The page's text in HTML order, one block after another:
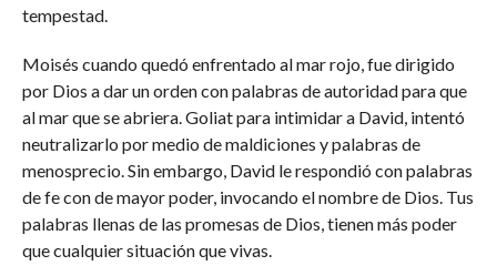
tempestad.
Moisés cuando quedó enfrentado al mar rojo, fue dirigido
por Dios a dar un orden con palabras de autoridad para que
al mar que se abriera. Goliat para intimidar a David, intentó
neutralizarlo por medio de maldiciones y palabras de
menosprecio. Sin embargo, David le respondió con palabras
de fe con de mayor poder, invocando el nombre de Dios. Tus
palabras llenas de las promesas de Dios, tienen más poder
que cualquier situación que vivas.